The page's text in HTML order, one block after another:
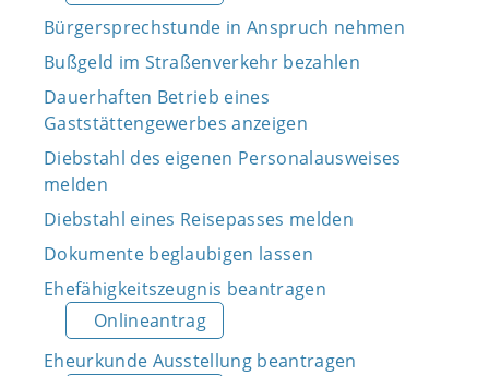
Bürgersprechstunde in Anspruch nehmen
Bußgeld im Straßenverkehr bezahlen
Dauerhaften Betrieb eines
Gaststättengewerbes anzeigen
Diebstahl des eigenen Personalausweises
melden
Diebstahl eines Reisepasses melden
Dokumente beglaubigen lassen
Ehefähigkeitszeugnis beantragen
Onlineantrag
Eheurkunde Ausstellung beantragen